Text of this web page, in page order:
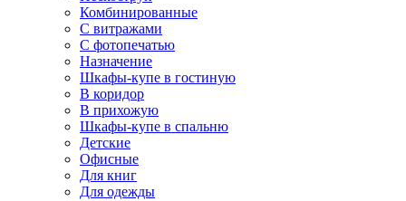
Комбинированные
С витражами
С фотопечатью
Назначение
Шкафы-купе в гостиную
В коридор
В прихожую
Шкафы-купе в спальню
Детские
Офисные
Для книг
Для одежды